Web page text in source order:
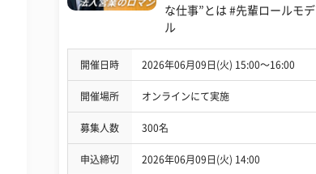
な仕事”とは #先輩ロールモデ
ル
開催日時 2026年06月09日(火) 15:00〜16:00
開催場所 オンラインにて実施
募集人数 300名
申込締切 2026年06月09日(火) 14:00